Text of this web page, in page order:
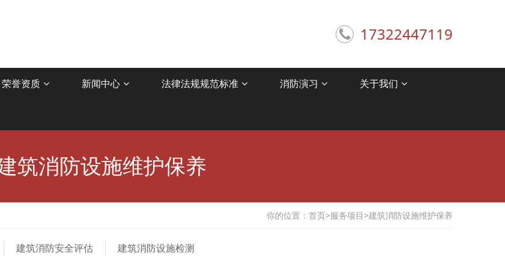
17322447119
荣誉资质 新闻中心 法律法规规范标准 消防演习 关于我们
筑消防设施维护保养
你的位置： 首页>服务项目>建筑消防设施维护保养
建筑消防安全评估 建筑消防设施检测